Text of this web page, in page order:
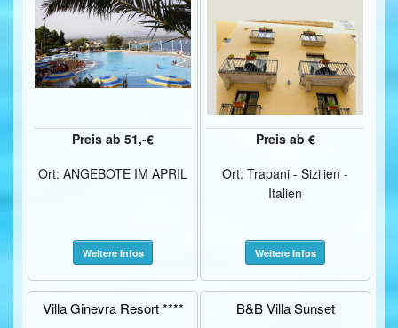
Preis ab 51,-€
Ort: ANGEBOTE IM APRIL
Weitere Infos
Preis ab €
Ort: Trapani - Sizilien -
Italien
Weitere Infos
Villa Ginevra Resort **** B&B Villa Sunset